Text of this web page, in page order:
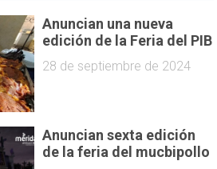
Anuncian una nueva
edición de la Feria del PIB
28 de septiembre de 2024
Anuncian sexta edición
de la feria del mucbipollo